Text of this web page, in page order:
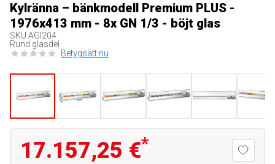
Kylränna – bänkmodell Premium PLUS -
1976x413 mm - 8x GN 1/3 - böjt glas
SKU AGI204
Rund glasdel
Betygsätt nu
17.157,25 €*